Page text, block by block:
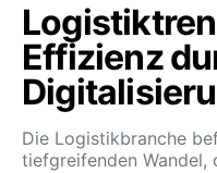
Effizienz
Die Logistikbranche
tiefgreifenden Wandel,